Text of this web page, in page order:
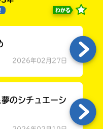
わかる
2026年02月27日
夢のシチュエーシ